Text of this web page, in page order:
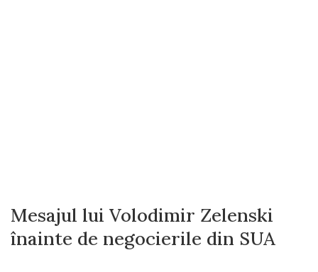
Mesajul lui Volodimir Zelenski
înainte de negocierile din SUA